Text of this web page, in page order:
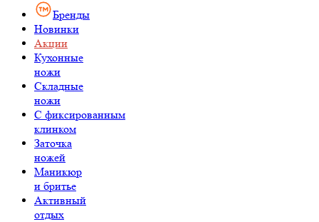
Бренды
Новинки
Акции
Кухонные
ножи
Складные
ножи
C фиксированным
клинком
Заточка
ножей
Маникюр
и бритье
Активный
отдых